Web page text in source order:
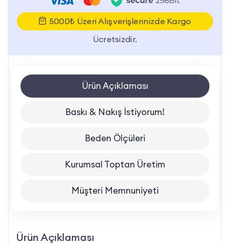
5000₺ Üzeri Alışverişlerinizde Kargo
Ücretsizdir.
Ürün Açıklaması
Baskı & Nakış İstiyorum!
Beden Ölçüleri
Kurumsal Toptan Üretim
Müşteri Memnuniyeti
Ürün Açıklaması